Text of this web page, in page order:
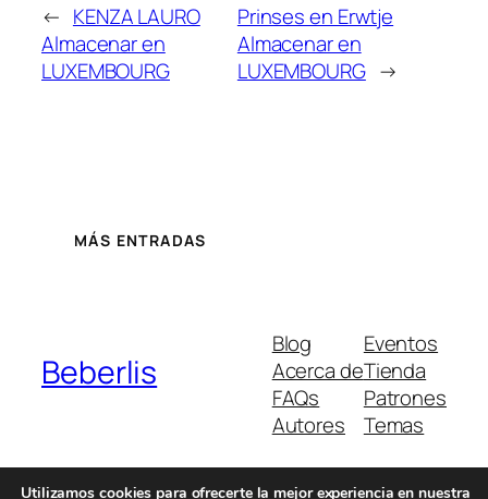
← KENZA LAURO
Almacenar en
LUXEMBOURG
Prinses en Erwtje
Almacenar en
LUXEMBOURG →
MÁS ENTRADAS
Beberlis
Blog
Acerca de
FAQs
Autores
Eventos
Tienda
Patrones
Temas
Utilizamos cookies para ofrecerte la mejor experiencia en nuestra